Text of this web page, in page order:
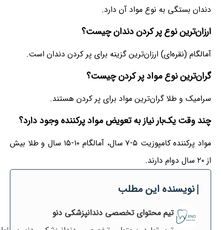
دندان بستگی به نوع مواد آن دارد.
ارزان‌ترین نوع پر کردن دندان چیست؟
آمالگام (نقره‌ای) ارزان‌ترین گزینه برای پر کردن دندان است.
گران‌ترین نوع مواد پر کردن چیست؟
سرامیک و طلا گران‌ترین مواد برای پر کردن هستند.
چند وقت یک‌بار نیاز به تعویض مواد پرکننده وجود دارد؟
مواد پرکننده کامپوزیت ۵-۷ سال، آمالگام ۱۰-۱۵ سال و طلا بیش
از ۲۰ سال دوام دارند.
نویسنده این مطلب
تیم محتوای تخصصی دندانپزشکی دنو